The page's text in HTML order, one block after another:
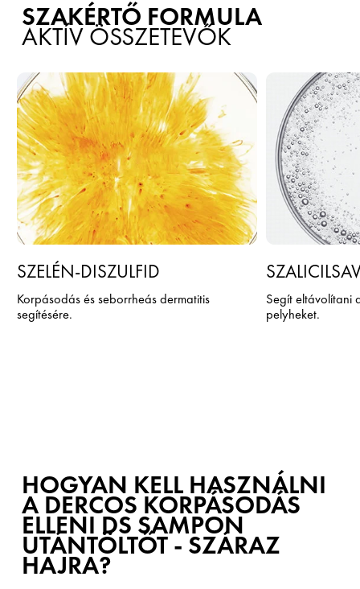
SZAKÉRTŐ FORMULA
AKTÍV ÖSSZETEVŐK
SZELÉN-DISZULFID
Korpásodás és seborrheás dermatitis
segítésére.
Segít eltávolítani
pelyheket.
HOGYAN KELL HASZNÁLNI
A DERCOS KORPÁSODÁS
ELLENI DS SAMPON
UTÁNTÖLTŐT - SZÁRAZ
HAJRA?